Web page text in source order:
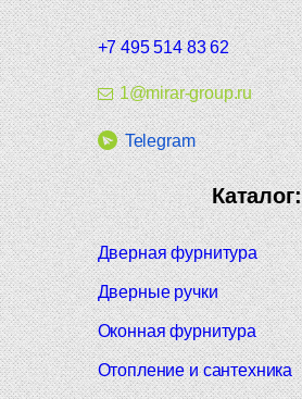
+7 495 514 83 62
1@mirar-group.ru
Telegram
Каталог:
Дверная фурнитура
Дверные ручки
Оконная фурнитура
Отопление и сантехника